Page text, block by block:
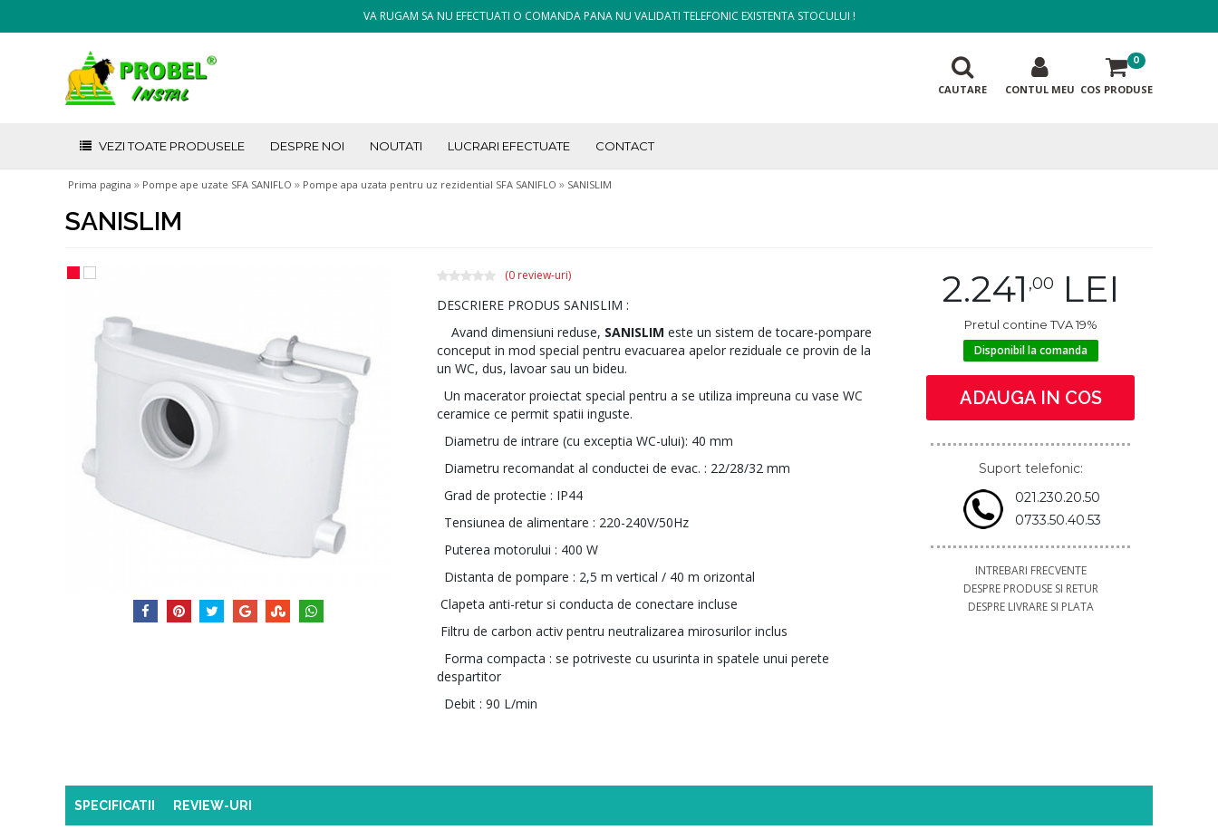
VA RUGAM SA NU EFECTUATI O COMANDA PANA NU VALIDATI TELEFONIC EXISTENTA STOCULUI !
COS PRODUSE
0
CONTUL MEU
CAUTARE
VEZI TOATE PRODUSELE DESPRE NOI NOUTATI LUCRARI EFECTUATE CONTACT
Prima pagina » Pompe ape uzate SFA SANIFLO » Pompe apa uzata pentru uz rezidential SFA SANIFLO » SANISLIM
SANISLIM
1 2
(0 review-uri)
DESCRIERE PRODUS SANISLIM :
Avand dimensiuni reduse, SANISLIM este un sistem de tocare-pompare
conceput in mod special pentru evacuarea apelor reziduale ce provin de la
un WC, dus, lavoar sau un bideu.
Un macerator proiectat special pentru a se utiliza impreuna cu vase WC
ceramice ce permit spatii inguste.
Diametru de intrare (cu exceptia WC-ului): 40 mm
Diametru recomandat al conductei de evac. : 22/28/32 mm
Grad de protectie : IP44
Tensiunea de alimentare : 220-240V/50Hz
Puterea motorului : 400 W
Distanta de pompare : 2,5 m vertical / 40 m orizontal
Clapeta anti-retur si conducta de conectare incluse
Filtru de carbon activ pentru neutralizarea mirosurilor inclus
Forma compacta : se potriveste cu usurinta in spatele unui perete
despartitor
Debit : 90 L/min
2.241 ,00 LEI
Pretul contine TVA 19%
Disponibil la comanda
ADAUGA IN COS
Suport telefonic:
021.230.20.50
0733.50.40.53
INTREBARI FRECVENTE
DESPRE PRODUSE SI RETUR
DESPRE LIVRARE SI PLATA
SPECIFICATII REVIEW-URI